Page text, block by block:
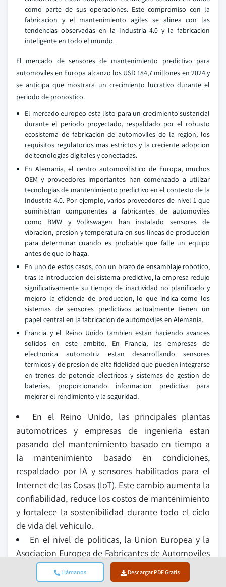
Llámanos Descargar PDF Gratis
como parte de sus operaciones. Este compromiso con la
fabricacion y el mantenimiento agiles se alinea con las
tendencias observadas en la Industria 4.0 y la fabricacion
inteligente en todo el mundo.
El mercado de sensores de mantenimiento predictivo para
automoviles en Europa alcanzo los USD 184,7 millones en 2024 y
se anticipa que mostrara un crecimiento lucrativo durante el
periodo de pronostico.
El mercado europeo esta listo para un crecimiento sustancial
durante el periodo proyectado, respaldado por el robusto
ecosistema de fabricacion de automoviles de la region, los
requisitos regulatorios mas estrictos y la creciente adopcion
de tecnologias digitales y conectadas.
En Alemania, el centro automovilistico de Europa, muchos
OEM y proveedores importantes han comenzado a utilizar
tecnologias de mantenimiento predictivo en el contexto de la
Industria 4.0. Por ejemplo, varios proveedores de nivel 1 que
suministran componentes a fabricantes de automoviles
como BMW y Volkswagen han instalado sensores de
vibracion, presion y temperatura en sus lineas de produccion
para determinar cuando es probable que falle un equipo
antes de que lo haga.
En uno de estos casos, con un brazo de ensamblaje robotico,
tras la introduccion del sistema predictivo, la empresa redujo
significativamente su tiempo de inactividad no planificado y
mejoro la eficiencia de produccion, lo que indica como los
sistemas de sensores predictivos actualmente tienen un
papel central en la fabricacion de automoviles en Alemania.
Francia y el Reino Unido tambien estan haciendo avances
solidos en este ambito. En Francia, las empresas de
electronica automotriz estan desarrollando sensores
termicos y de presion de alta fidelidad que pueden integrarse
en trenes de potencia electricos y sistemas de gestion de
baterias, proporcionando informacion predictiva para
mejorar el rendimiento y la seguridad.
En el Reino Unido, las principales plantas
automotrices y empresas de ingenieria estan
pasando del mantenimiento basado en tiempo a
la mantenimiento basado en condiciones,
respaldado por IA y sensores habilitados para el
Internet de las Cosas (IoT). Este cambio aumenta la
confiabilidad, reduce los costos de mantenimiento
y fortalece la sostenibilidad durante todo el ciclo
de vida del vehiculo.
En el nivel de politicas, la Union Europea y la
Asociacion Europea de Fabricantes de Automoviles
(ACEA) han desarrollado regulaciones, estandares y
marcos para mejorar la legislacion de seguridad